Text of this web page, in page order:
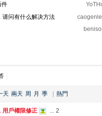
件
请问有什么解决方法
天 兩天 周 月 季 熱門
用戶權限修正 ... 2